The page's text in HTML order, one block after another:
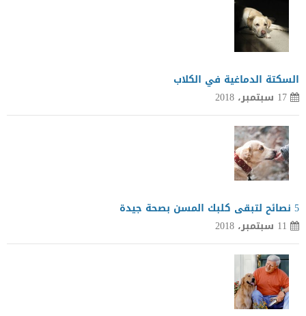
السكتة الدماغية في الكلاب
17 سبتمبر، 2018
5 نصائح لتبقى كلبك المسن بصحة جيدة
11 سبتمبر، 2018